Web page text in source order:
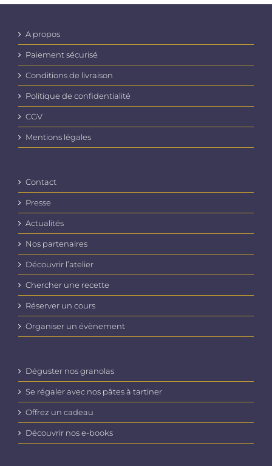
A propos
Paiement sécurisé
Conditions de livraison
Politique de confidentialité
CGV
Mentions légales
Contact
Presse
Actualités
Nos partenaires
Découvrir l’atelier
Chercher une recette
Réserver un cours
Organiser un évènement
Déguster nos granolas
Se régaler avec nos pâtes à tartiner
Offrez un cadeau
Découvrir nos e-books